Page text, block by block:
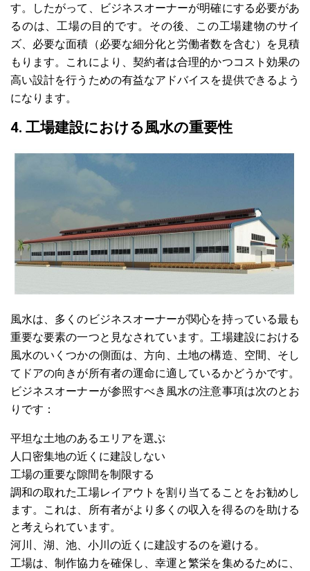
す。したがって、ビジネスオーナーが明確にする必要があ
るのは、工場の目的です。その後、この工場建物のサイ
ズ、必要な面積（必要な細分化と労働者数を含む）を見積
もります。これにより、契約者は合理的かつコスト効果の
高い設計を行うための有益なアドバイスを提供できるよう
になります。
4. 工場建設における風水の重要性
風水は、多くのビジネスオーナーが関心を持っている最も
重要な要素の一つと見なされています。工場建設における
風水のいくつかの側面は、方向、土地の構造、空間、そし
てドアの向きが所有者の運命に適しているかどうかです。
ビジネスオーナーが参照すべき風水の注意事項は次のとお
りです：
平坦な土地のあるエリアを選ぶ
人口密集地の近くに建設しない
工場の重要な隙間を制限する
調和の取れた工場レイアウトを割り当てることをお勧めし
ます。これは、所有者がより多くの収入を得るのを助ける
と考えられています。
河川、湖、池、小川の近くに建設するのを避ける。
工場は、制作協力を確保し、幸運と繁栄を集めるために、